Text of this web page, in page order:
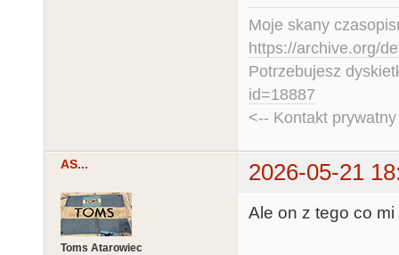
Moje skany
https://archive.org/
Potrzebujesz
id=18887
<-- Kontakt
AS... 2026-05-21
Toms Atarowiec
Ale on z tego co